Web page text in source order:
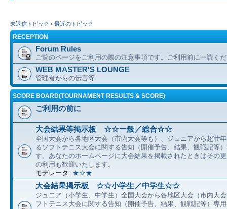
未返信トピック • 最近のトピック
RECEPTION
Forum Rules
ご覧のページをご利用の際の注意事項です。ご利用前に一読く
WEB MASTER'S LOUNGE
管理者からの伝言等
SCORE BOARD(TOURNAMENT RESULTS & SCORE)
ご利用の前に
大会結果等掲示板 ☆☆ー般／総合☆☆
全国大会から各地区大会（市内大会等も）、ジュニアから超壮
るソフトテニス大会に関する告知（開催予告、結果、観戦記等
す。あなたのホームページに大会結果を掲載されたときはその
の利用も歓迎いたします。
モデレータ: ★☆★
大会結果掲示板 ☆☆小学生／中学生☆☆
ジュニア（小学生、中学生）全国大会から各地区大会（市内大
フトテニス大会に関する告知（開催予告、結果、観戦記等）専